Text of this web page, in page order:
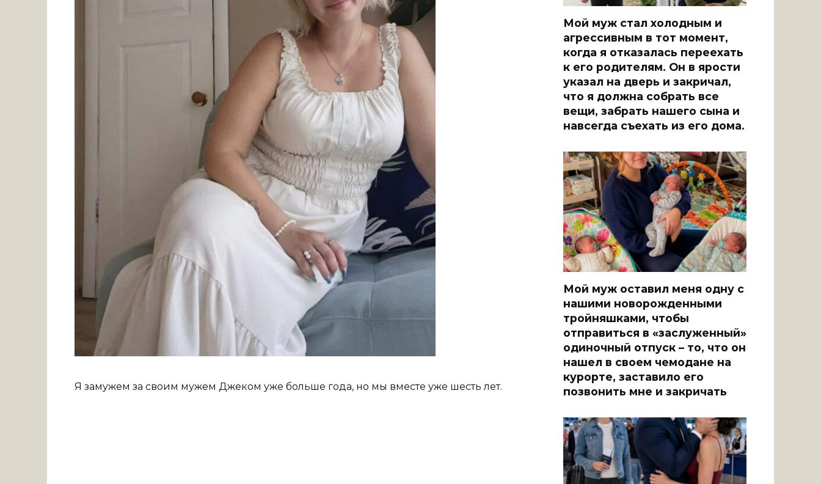
Я замужем за своим мужем Джеком уже больше года, но мы вместе уже шесть лет.
Мой муж стал холодным и
агрессивным в тот момент,
когда я отказалась переехать
к его родителям. Он в ярости
указал на дверь и закричал,
что я должна собрать все
вещи, забрать нашего сына и
навсегда съехать из его дома.
Мой муж оставил меня одну с
нашими новорожденными
тройняшками, чтобы
отправиться в «заслуженный»
одиночный отпуск – то, что он
нашел в своем чемодане на
курорте, заставило его
позвонить мне и закричать